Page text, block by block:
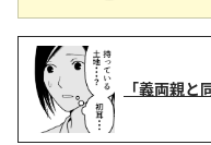
「義両親